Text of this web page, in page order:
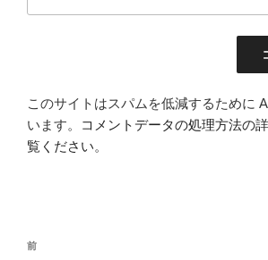
このサイトはスパムを低減するために
います。
コメントデータの処理方法の
覧ください。
投
前
前